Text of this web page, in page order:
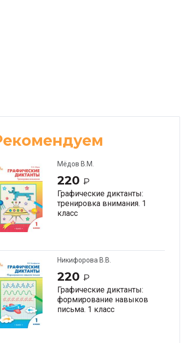
Мёдов В.М.
220 ₽
Графические диктанты:
тренировка внимания. 1
класс
Никифорова В.В.
220 ₽
Графические диктанты:
формирование навыков
письма. 1 класс